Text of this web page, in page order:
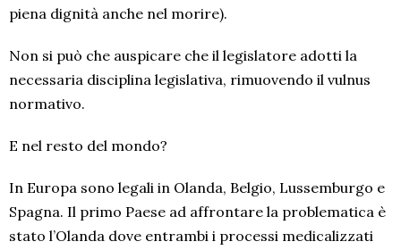
piena dignità anche nel morire).
Non si può che auspicare che il legislatore adotti la
necessaria disciplina legislativa, rimuovendo il vulnus
normativo.
E nel resto del mondo?
In Europa sono legali in Olanda, Belgio, Lussemburgo e
Spagna. Il primo Paese ad affrontare la problematica è
stato l’Olanda dove entrambi i processi medicalizzati